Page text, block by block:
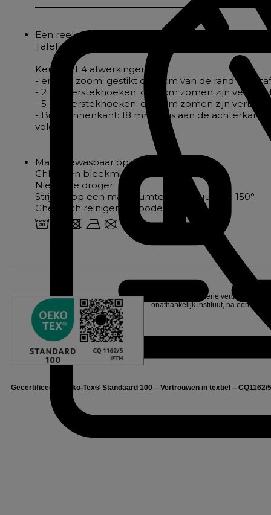
Een reeks levendige kleuren voor deze
Tafelkleden van polyester worden gewaardeerd
Keuze uit 4 afwerkingen:
- enkele zoom: gestikt op 2 cm van de rand voor
- 2 cm verstekhoeken: de 2 cm zomen zijn
- 5 cm verstekhoeken: de 5 cm zomen zijn
- Biais binnenkant: 18 mm biais aan de
volgen
Machinewasbaar op 30°.
Chloor en bleekmiddelen verboden
Niet in de droger
Strijken op een maximumtemperatuur van 150°.
Chemisch reinigen verboden
w o d b U
Linvosges Hôtellerie verbindt zich
onafhankelijk instituut, na een
Gecertificeerd Oeko-Tex® Standaard 100 – Vertrouwen in textiel – CQ1162/